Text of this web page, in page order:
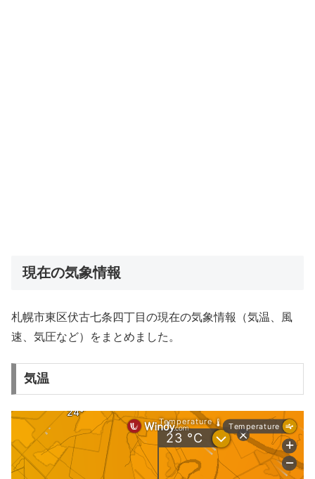
現在の気象情報
札幌市東区伏古七条四丁目の現在の気象情報（気温、風
速、気圧など）をまとめました。
気温